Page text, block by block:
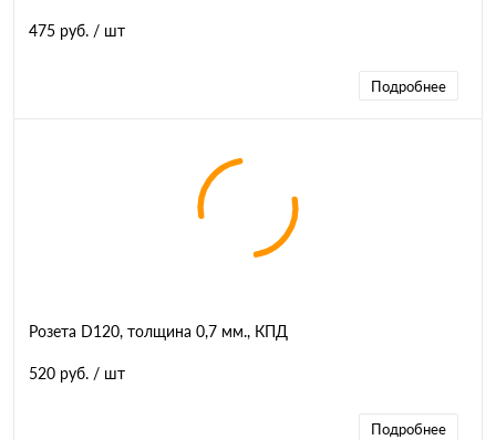
475 руб. / шт
Подробнее
Розета D120, толщина 0,7 мм., КПД
520 руб. / шт
Подробнее